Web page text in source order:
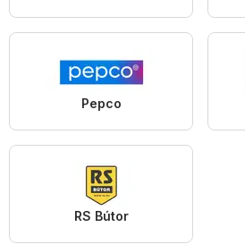
Pepco
RS Bútor